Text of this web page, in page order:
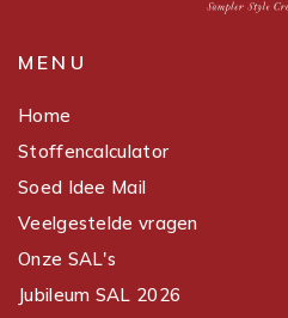
MENU
Home
Stoffencalculator
Soed Idee Mail
Veelgestelde vragen
Onze SAL's
Jubileum SAL 2026